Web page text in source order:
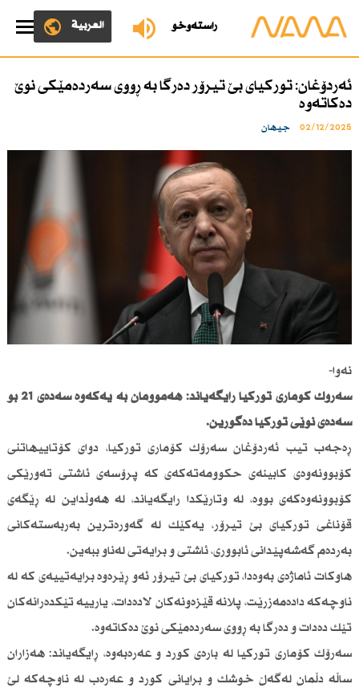
ڕاستەوخۆ العربية
ئەردۆغان: توركیای بێ تیرۆر دەرگا بە ڕووی سەردەمێكی نوێ
دەكاتەوە
02/12/2025 جیهان
نەوا-
سەرۆك كۆماری توركیا ڕایگەیاند: هەموومان بە یەكەوە سەدەی 21 بۆ
سەدەی نوێی توركیا دەگۆڕین.
ڕەجەب تیب ئەردۆغان سەرۆك كۆماری توركیا، دوای كۆتاییهاتنی
كۆبوونەوەی كابینەی حكوومەتەكەی كە پرۆسەی ئاشتی تەورێكی
كۆبوونەوەكەی بووە، لە وتارێكدا رایگەیاند، لە هەوڵداین لە ڕێگەی
قۆناغی توركیای بێ تیرۆر، یەكێك لە گەورەترین بەربەستەكانی
بەردەم گەشەپێدانی ئابووری، ئاشتی و برایەتی لەناو ببەین.
هاوكات ئاماژەی بەوەدا، توركیای بێ تیرۆر ئەو ڕێرەوە برایەتییەی كە لە
ناوچەكە دادەمەزرێت، پلانە قێزەونەكان لادەدات، یارییە تێكدەرانەكان
تێك دەدات و دەرگا بە ڕووی سەردەمێكی نوێ دەكاتەوە.
سەرۆك كۆماری توركیا لە بارەی كورد و عەرەبەوە، ڕایگەیاند: هەزاران
ساڵە دڵمان لەگەڵ خوشك و برایانی كورد و عەرەب لە ناوچەكە لێ